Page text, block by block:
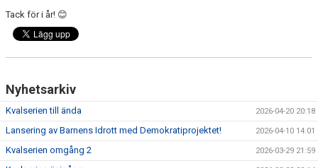
Tack för i år! 😊
Nyhetsarkiv
Kvalserien till ända 2026-04-20 20:18
Lansering av Barnens Idrott med Demokratiprojektet! 2026-04-10 14:01
Kvalserien omgång 2 2026-03-29 21:59